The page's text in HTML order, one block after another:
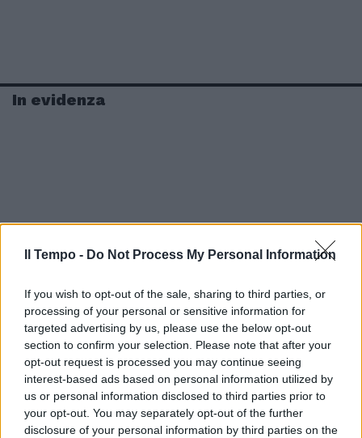
Il Tempo - Do Not Process My Personal Information
If you wish to opt-out of the sale, sharing to third parties, or
processing of your personal or sensitive information for
targeted advertising by us, please use the below opt-out
section to confirm your selection. Please note that after your
opt-out request is processed you may continue seeing
interest-based ads based on personal information utilized by
us or personal information disclosed to third parties prior to
your opt-out. You may separately opt-out of the further
disclosure of your personal information by third parties on the
In evidenza